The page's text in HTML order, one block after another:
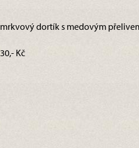
mrkvový dortík s medovým
30,- Kč